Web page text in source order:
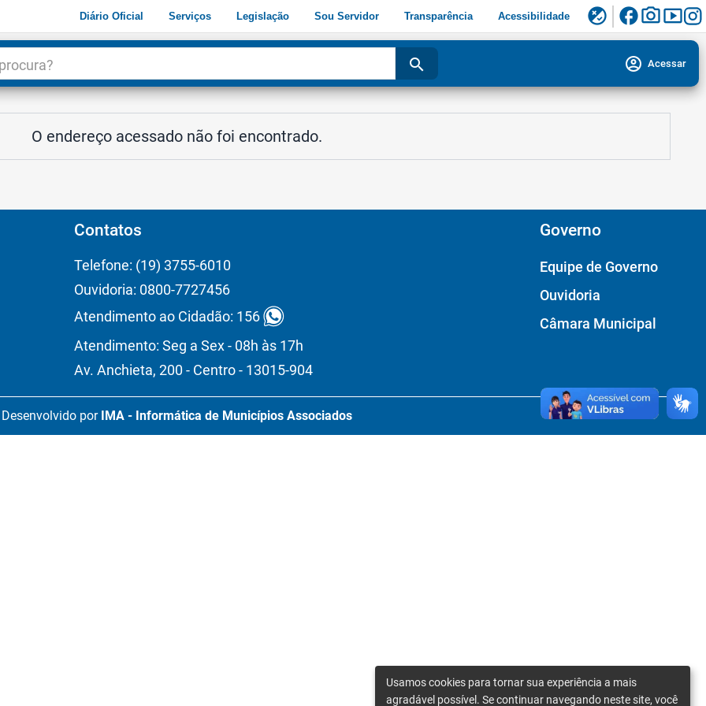
Diário Oficial Serviços Legislação Sou Servidor Transparência Acessibilidade flaky facebookphoto_camerasmart_display
search account_circle Acessar
O endereço acessado não foi encontrado.
Contatos
Telefone: (19) 3755-6010
Ouvidoria: 0800-7727456
Atendimento ao Cidadão: 156
Atendimento: Seg a Sex - 08h às 17h
Av. Anchieta, 200 - Centro - 13015-904
Governo
Equipe de Governo
Ouvidoria
Câmara Municipal
Desenvolvido por IMA - Informática de Municípios Associados
Usamos cookies para tornar sua experiência a mais
agradável possível. Se continuar navegando neste site, você